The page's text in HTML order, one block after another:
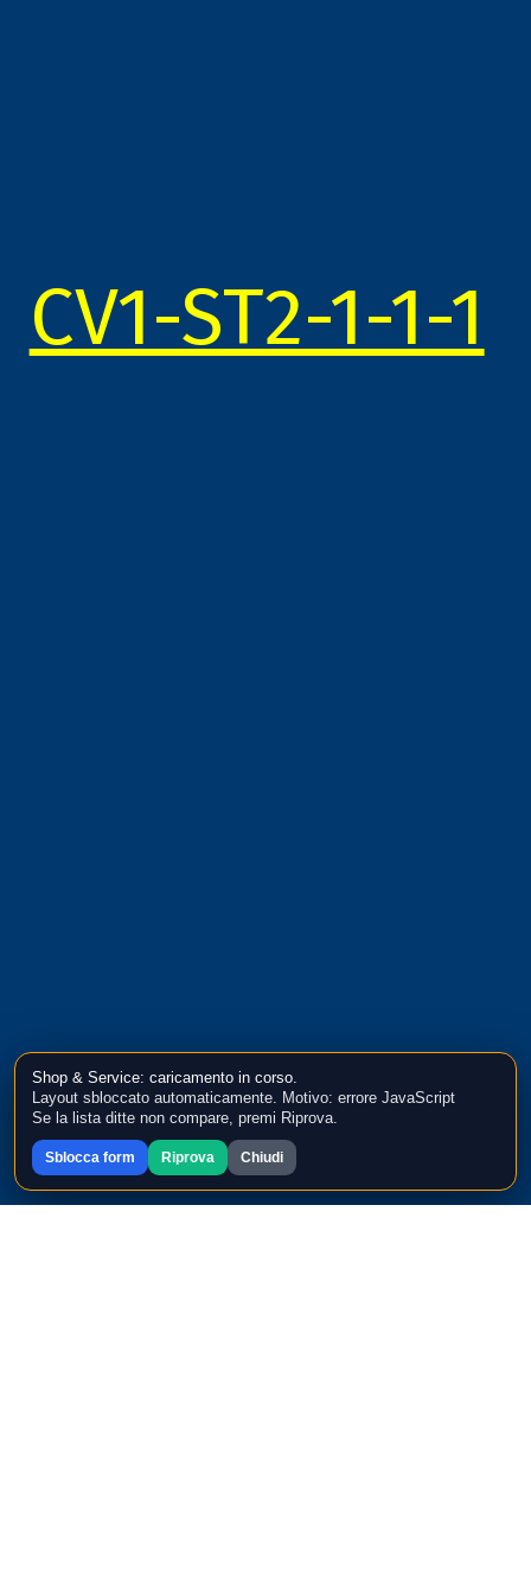
CV1-ST2-1-1-1
Shop & Service: caricamento in corso.
Layout sbloccato automaticamente. Motivo: errore JavaScript
Se la lista ditte non compare, premi Riprova.
Sblocca form Riprova Chiudi